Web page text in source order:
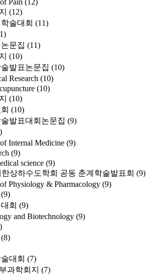
Pain (12)
(12)
술대회 (11)
문집 (11)
(10)
발표논문집 (10)
Research (10)
(10)
(10)
(10)
발표대회논문집 (9)
Internal Medicine (9)
(9)
science (9)
상하수도학회 공동 춘계학술발표회 (9)
Physiology & Pharmacology (9)
(9)
회 (9)
and Biotechnology (9)
(8)
대회 (7)
과학회지 (7)